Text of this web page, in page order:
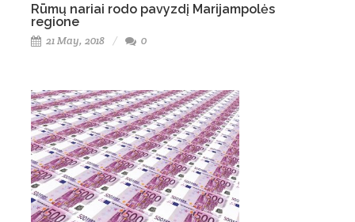
Rūmų nariai rodo pavyzdį Marijampolės
regione
21 May, 2018 0